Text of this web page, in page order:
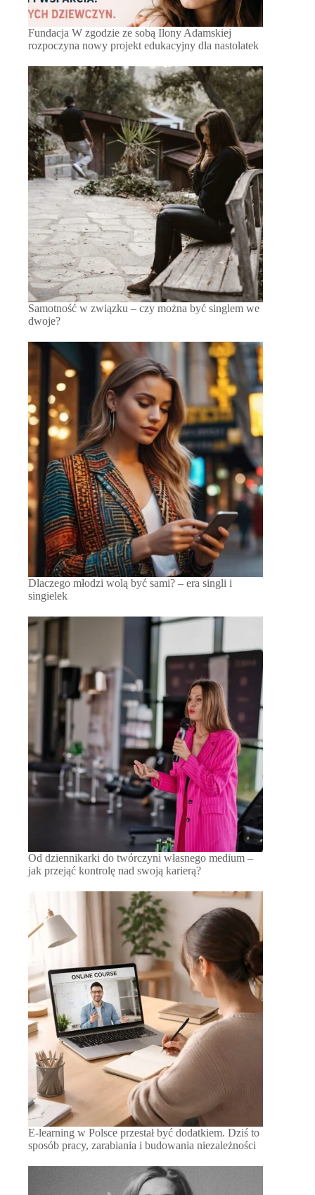
Fundacja W zgodzie ze sobą Ilony Adamskiej
rozpoczyna nowy projekt edukacyjny dla nastolatek
Samotność w związku – czy można być singlem we
dwoje?
Dlaczego młodzi wolą być sami? – era singli i
singielek
Od dziennikarki do twórczyni własnego medium –
jak przejąć kontrolę nad swoją karierą?
E-learning w Polsce przestał być dodatkiem. Dziś to
sposób pracy, zarabiania i budowania niezależności